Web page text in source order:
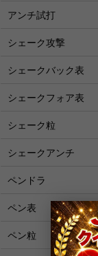
アンチ試打
シェーク攻撃
シェークバック表
シェークフォア表
シェーク粒
シェークアンチ
ペンドラ
ペン表
ペン粒